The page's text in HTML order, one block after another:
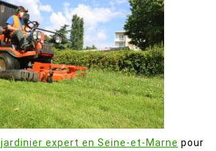
jardinier expert en Seine-et-Marne pour